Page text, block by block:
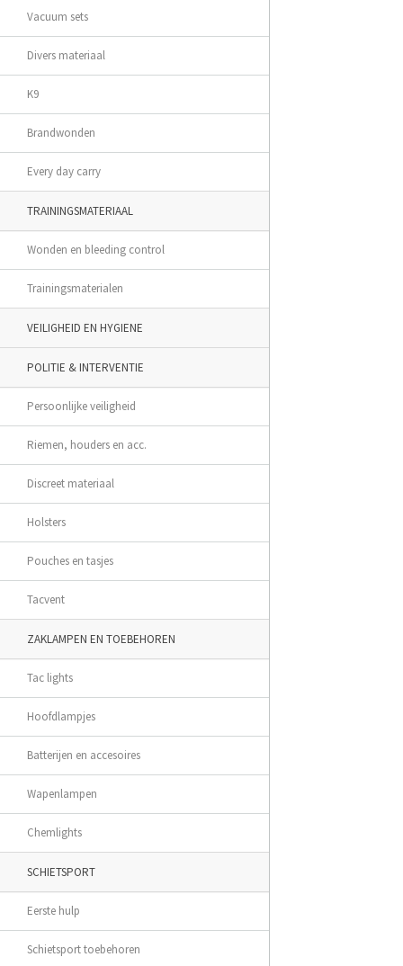
Vacuum sets
Divers materiaal
K9
Brandwonden
Every day carry
TRAININGSMATERIAAL
Wonden en bleeding control
Trainingsmaterialen
VEILIGHEID EN HYGIENE
POLITIE & INTERVENTIE
Persoonlijke veiligheid
Riemen, houders en acc.
Discreet materiaal
Holsters
Pouches en tasjes
Tacvent
ZAKLAMPEN EN TOEBEHOREN
Tac lights
Hoofdlampjes
Batterijen en accesoires
Wapenlampen
Chemlights
SCHIETSPORT
Eerste hulp
Schietsport toebehoren